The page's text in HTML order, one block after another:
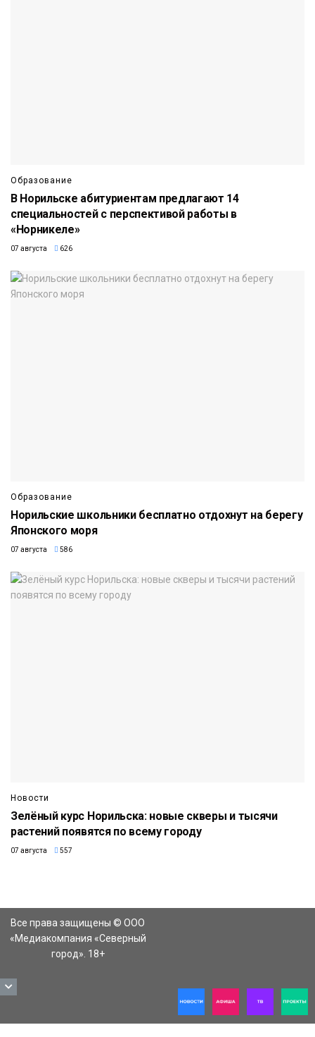
Образование
В Норильске абитуриентам предлагают 14
специальностей с перспективой работы в
«Норникеле»
07 августа 626
Образование
Норильские школьники бесплатно отдохнут на берегу
Японского моря
07 августа 586
Новости
Зелёный курс Норильска: новые скверы и тысячи
растений появятся по всему городу
07 августа 557
Все права защищены © ООО
«Медиакомпания «Северный
город». 18+